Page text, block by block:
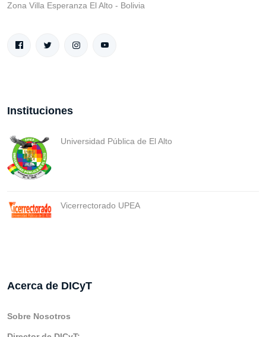
Zona Villa Esperanza El Alto - Bolivia
Instituciones
Universidad Pública de El Alto
Vicerrectorado UPEA
Acerca de DICyT
Sobre Nosotros